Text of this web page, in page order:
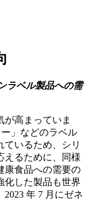
ラベル製品への需
が高まっていま
」などのラベル
いるため、シリ
えるために、同様
康食品への需要の
化した製品も世界
年 7 月にゼネ